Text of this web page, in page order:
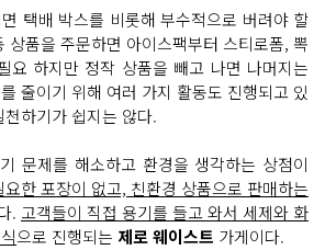
택배 박스를 비롯해 부수적으로 버려야 할
상품을 주문하면 아이스팩부터 스티로폼, 뽁
요 하지만 정작 상품을 빼고 나면 나머지는
줄이기 위해 여러 가지 활동도 진행되고 있
하기가 쉽지는 않다.
문제를 해소하고 환경을 생각하는 상점이
요한 포장이 없고, 친환경 상품으로 판매하는
. 고객들이 직접 용기를 들고 와서 세제와 화
으로 진행되는 제로 웨이스트 가게이다.